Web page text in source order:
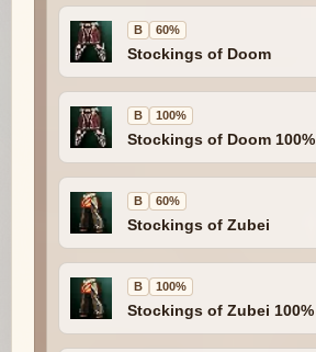
B 60%
Stockings of Doom
B 100%
Stockings of Doom 100%
B 60%
Stockings of Zubei
B 100%
Stockings of Zubei 100%